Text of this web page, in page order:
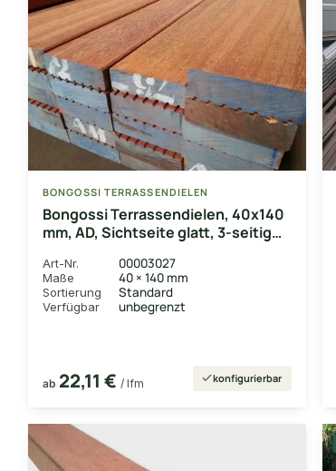
BONGOSSI TERRASSENDIELEN
Bongossi Terrassendielen, 40x140
mm, AD, Sichtseite glatt, 3-seitig
Art-Nr. 00003027
Maße 40 × 140 mm
Sortierung Standard
Verfügbar unbegrenzt
ab 22,11 € / lfm konfigurierbar